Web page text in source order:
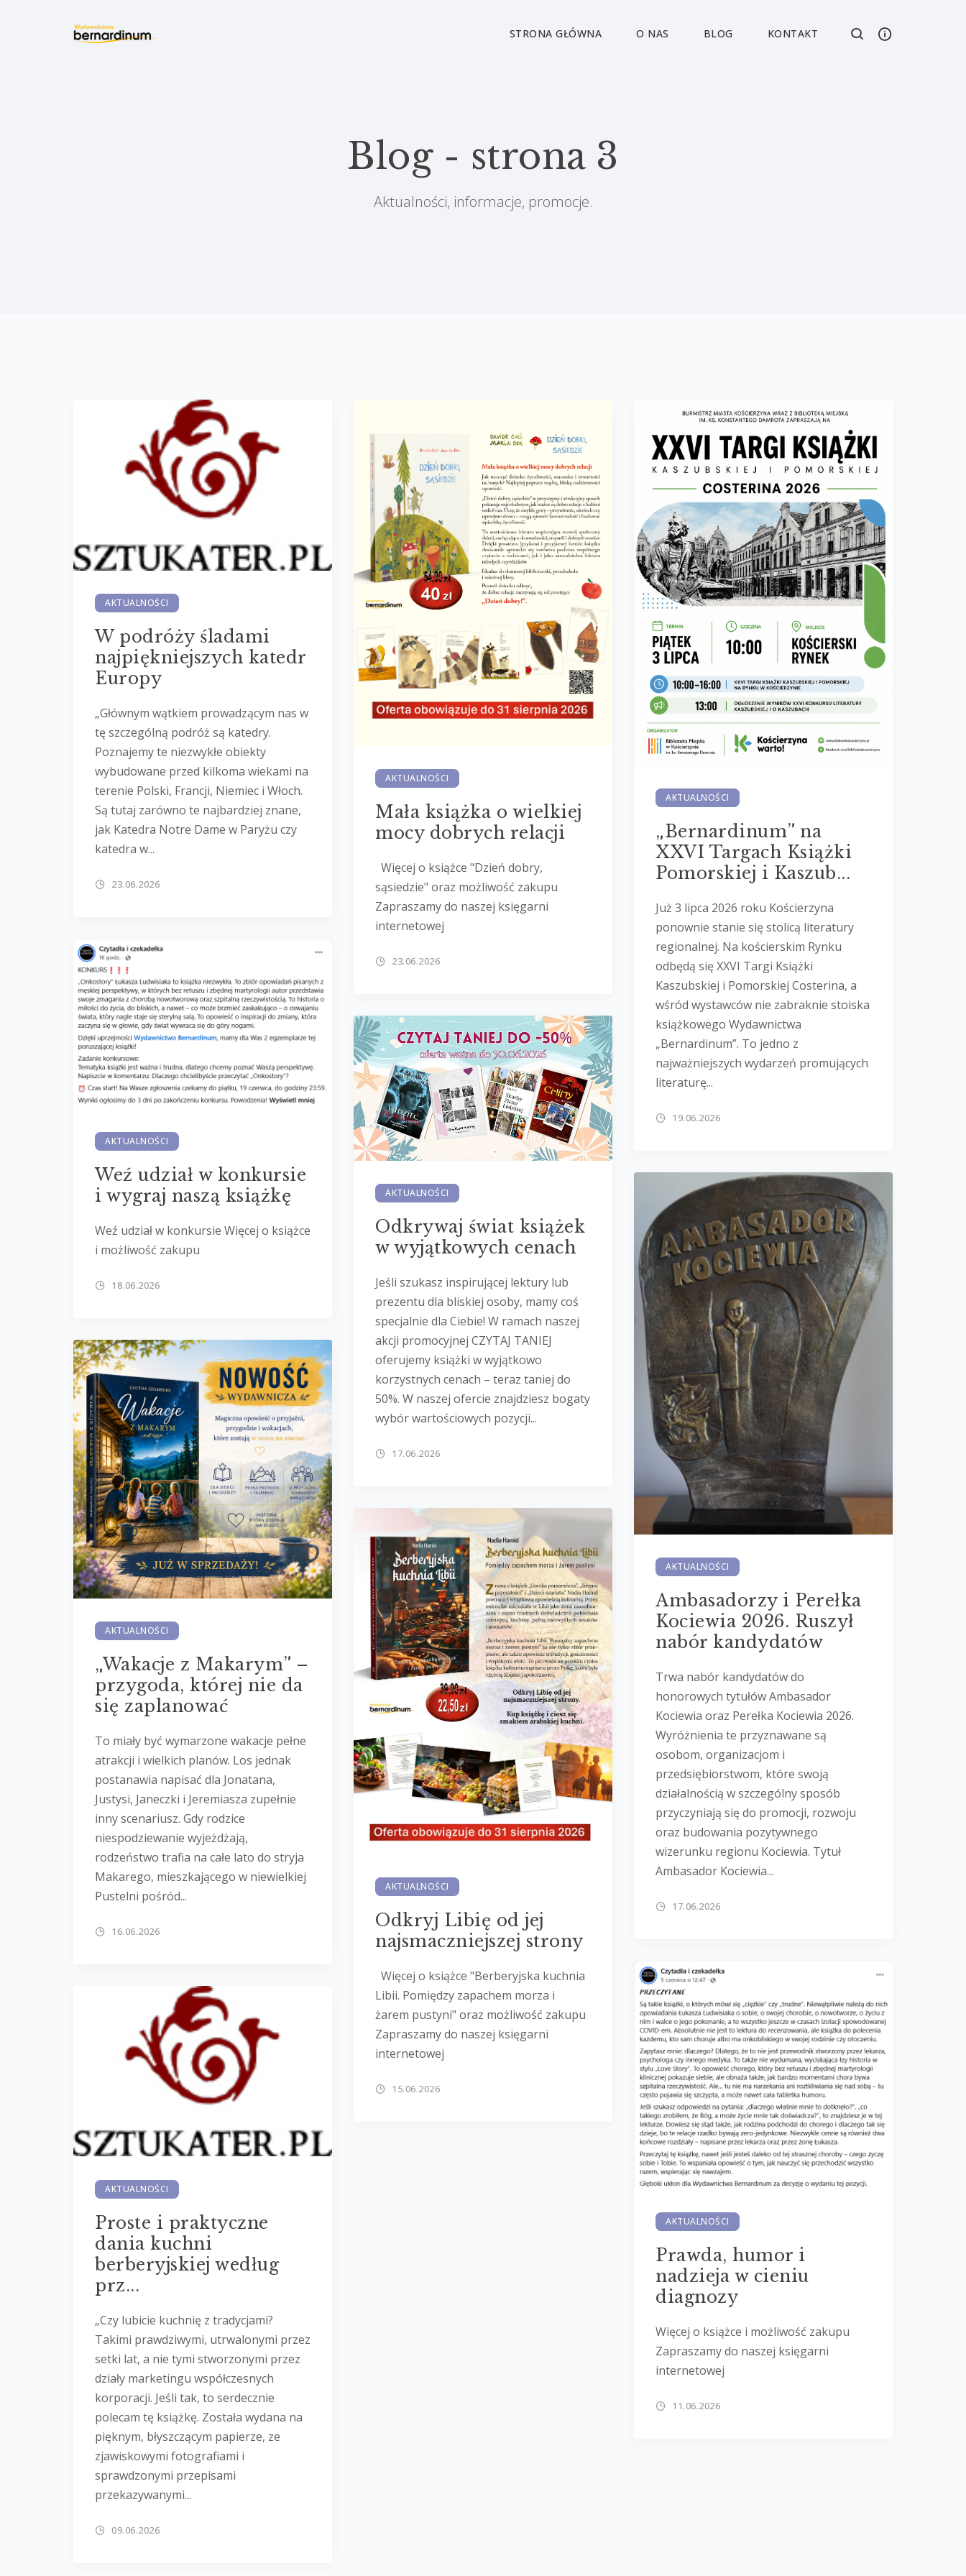
STRONA GŁÓWNA O NAS BLOG KONTAKT
Blog - strona 3
Aktualności, informacje, promocje.
AKTUALNOŚCI
W podróży śladami
najpiękniejszych katedr
Europy
„Głównym wątkiem prowadzącym nas w
tę szczególną podróż są katedry.
Poznajemy te niezwykłe obiekty
wybudowane przed kilkoma wiekami na
terenie Polski, Francji, Niemiec i Włoch.
Są tutaj zarówno te najbardziej znane,
jak Katedra Notre Dame w Paryżu czy
katedra w...
23.06.2026
AKTUALNOŚCI
Mała książka o wielkiej
mocy dobrych relacji
Więcej o książce "Dzień dobry,
sąsiedzie" oraz możliwość zakupu
Zapraszamy do naszej księgarni
internetowej
23.06.2026
AKTUALNOŚCI
„Bernardinum” na
XXVI Targach Książki
Pomorskiej i Kaszub...
Już 3 lipca 2026 roku Kościerzyna
ponownie stanie się stolicą literatury
regionalnej. Na kościerskim Rynku
odbędą się XXVI Targi Książki
Kaszubskiej i Pomorskiej Costerina, a
wśród wystawców nie zabraknie stoiska
książkowego Wydawnictwa
„Bernardinum”. To jedno z
najważniejszych wydarzeń promujących
literaturę...
19.06.2026
AKTUALNOŚCI
Weź udział w konkursie
i wygraj naszą książkę
Weź udział w konkursie Więcej o książce
i możliwość zakupu
18.06.2026
AKTUALNOŚCI
Odkrywaj świat książek
w wyjątkowych cenach
Jeśli szukasz inspirującej lektury lub
prezentu dla bliskiej osoby, mamy coś
specjalnie dla Ciebie! W ramach naszej
akcji promocyjnej CZYTAJ TANIEJ
oferujemy książki w wyjątkowo
korzystnych cenach – teraz taniej do
50%. W naszej ofercie znajdziesz bogaty
wybór wartościowych pozycji...
17.06.2026
AKTUALNOŚCI
Ambasadorzy i Perełka
Kociewia 2026. Ruszył
nabór kandydatów
Trwa nabór kandydatów do
honorowych tytułów Ambasador
Kociewia oraz Perełka Kociewia 2026.
Wyróżnienia te przyznawane są
osobom, organizacjom i
przedsiębiorstwom, które swoją
działalnością w szczególny sposób
przyczyniają się do promocji, rozwoju
oraz budowania pozytywnego
wizerunku regionu Kociewia. Tytuł
Ambasador Kociewia...
17.06.2026
AKTUALNOŚCI
„Wakacje z Makarym” –
przygoda, której nie da
się zaplanować
To miały być wymarzone wakacje pełne
atrakcji i wielkich planów. Los jednak
postanawia napisać dla Jonatana,
Justysi, Janeczki i Jeremiasza zupełnie
inny scenariusz. Gdy rodzice
niespodziewanie wyjeżdżają,
rodzeństwo trafia na całe lato do stryja
Makarego, mieszkającego w niewielkiej
Pustelni pośród...
16.06.2026
AKTUALNOŚCI
Odkryj Libię od jej
najsmaczniejszej strony
Więcej o książce "Berberyjska kuchnia
Libii. Pomiędzy zapachem morza i
żarem pustyni" oraz możliwość zakupu
Zapraszamy do naszej księgarni
internetowej
15.06.2026
AKTUALNOŚCI
Prawda, humor i
nadzieja w cieniu
diagnozy
Więcej o książce i możliwość zakupu
Zapraszamy do naszej księgarni
internetowej
11.06.2026
AKTUALNOŚCI
Proste i praktyczne
dania kuchni
berberyjskiej według
prz...
„Czy lubicie kuchnię z tradycjami?
Takimi prawdziwymi, utrwalonymi przez
setki lat, a nie tymi stworzonymi przez
działy marketingu współczesnych
korporacji. Jeśli tak, to serdecznie
polecam tę książkę. Została wydana na
pięknym, błyszczącym papierze, ze
zjawiskowymi fotografiami i
sprawdzonymi przepisami
przekazywanymi...
09.06.2026